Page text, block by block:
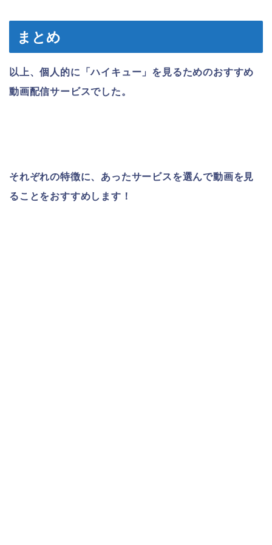
まとめ
以上、個人的に「ハイキュー」を見るためのおすすめ
動画配信サービスでした。
それぞれの特徴に、あったサービスを選んで動画を見
ることをおすすめします！